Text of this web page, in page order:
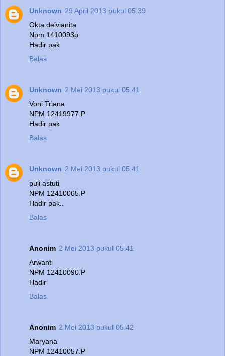
Unknown 29 April 2013 pukul 05.39
Okta delvianita
Npm 1410093p
Hadir pak
Balas
Unknown 2 Mei 2013 pukul 05.41
Voni Triana
NPM 12419977.P
Hadir pak
Balas
Unknown 2 Mei 2013 pukul 05.41
puji astuti
NPM 12410065.P
Hadir pak..
Balas
Anonim 2 Mei 2013 pukul 05.41
Arwanti
NPM 12410090.P
Hadir
Balas
Anonim 2 Mei 2013 pukul 05.42
Maryana
NPM 12410057.P